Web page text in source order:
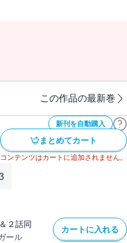
またプレゼント、アンケートな
：ごーわん 監修：エイトデザ
インフォス） 作画：ねこクラ
：タカヒロ 作画：戸流ケイ／
太郎 キャラクター原案：神奈
刊） 作画：黒瀬浩介 キャラク
ンザ・ケーキ ―人喰い魔女の晩
は屋上で」遊佐／「Ubel Blatt
作：深見真 作画：刻夜セイゴ／
」原案：小林立 漫画：めきめ
。」原作：松浦（カドカワ
／「ハイスコアガール
長田悠幸 町田一八／「ゆるすい
この作品の最新巻
新刊を自動購入
まとめてカート
ンテンツはカートに追加されません。
２話同
ール
カートに入れる